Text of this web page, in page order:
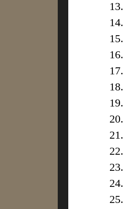
13.
14.
15.
16.
17.
18.
19.
20.
21.
22.
23.
24.
25.